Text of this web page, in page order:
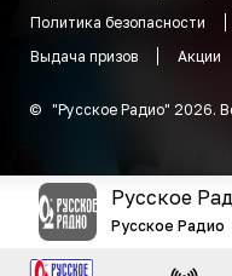
Политика безопасности
Выдача призов
Акции
© "Русское Радио" 2026.
Русское
Русское Радио